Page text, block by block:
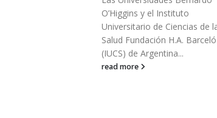
O’Higgins y el Instituto
Universitario de Ciencias de
Salud Fundación H.A. Barceló
(IUCS) de Argentina...
read more